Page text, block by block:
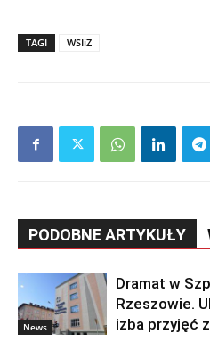
TAGI WSIiZ
PODOBNE ARTYKUŁY
News
Dramat w
Rzeszowie.
izba przyjęć